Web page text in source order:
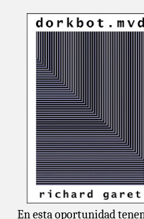
En esta oportunidad